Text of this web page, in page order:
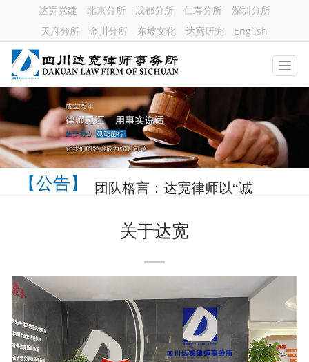
达宽党建 北京分所 成都分所 仁寿分所
深圳分所
天府分所
金川分所 东坡文化 达宽研究 English
【公告】 团队格言：达宽律师以“诚
信正义、团结务实、勤勉
正、维护社会正义”为服务
宗旨。
关于达宽